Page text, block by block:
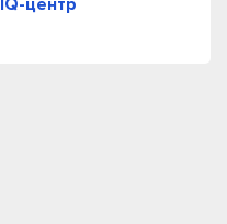
IQ-центр